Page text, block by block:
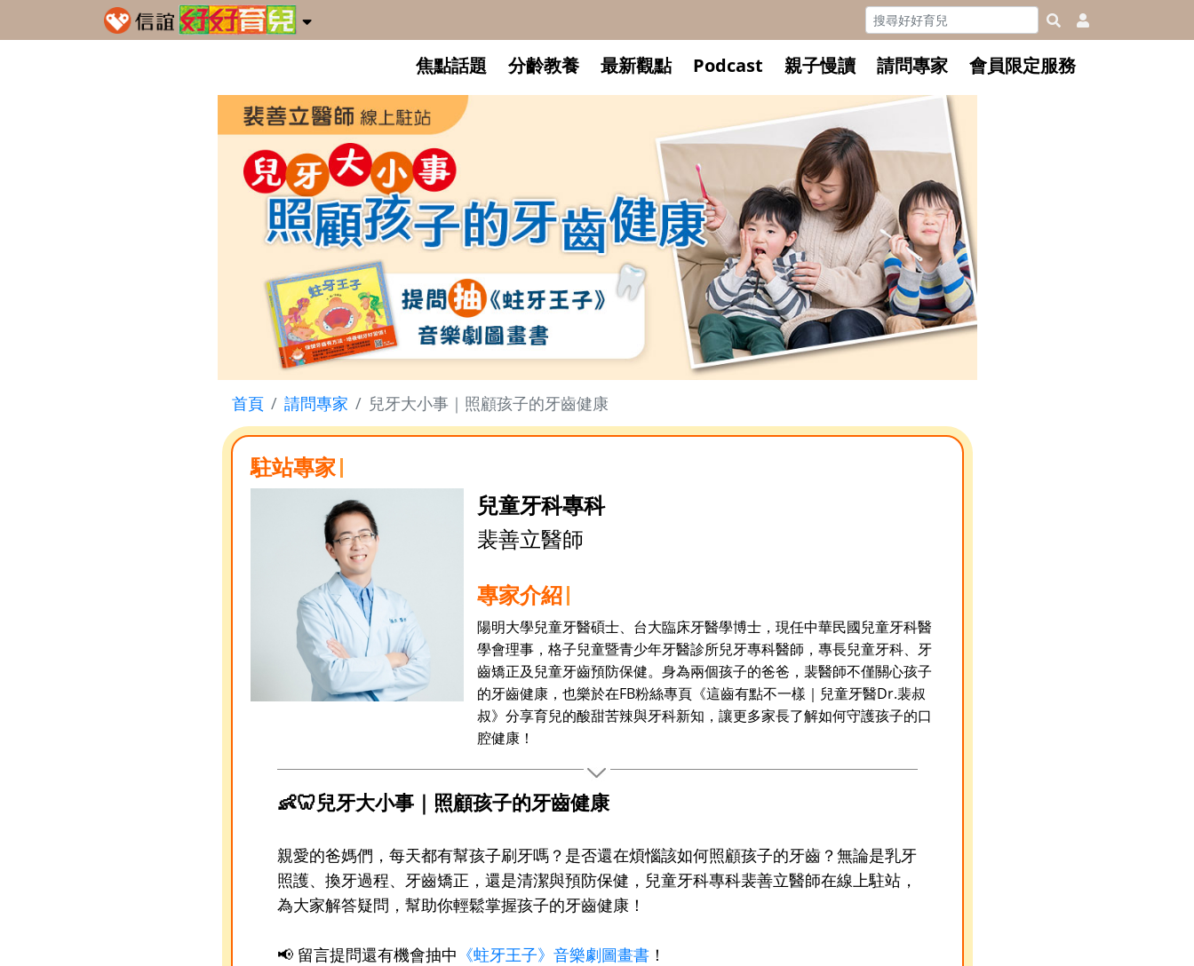
焦點話題 分齡教養 最新觀點 Podcast 親子慢讀 請問專家 會員限定服務
首頁 請問專家 兒牙大小事｜照顧孩子的牙齒健康
駐站專家
兒童牙科專科
裴善立醫師
專家介紹
陽明大學兒童牙醫碩士、台大臨床牙醫學博士，現任中華民國兒童牙科醫
學會理事，格子兒童暨青少年牙醫診所兒牙專科醫師，專長兒童牙科、牙
齒矯正及兒童牙齒預防保健。身為兩個孩子的爸爸，裴醫師不僅關心孩子
的牙齒健康，也樂於在FB粉絲專頁《這齒有點不一樣｜兒童牙醫Dr.裴叔
叔》分享育兒的酸甜苦辣與牙科新知，讓更多家長了解如何守護孩子的口
腔健康！
👶🦷兒牙大小事｜照顧孩子的牙齒健康
親愛的爸媽們，每天都有幫孩子刷牙嗎？是否還在煩惱該如何照顧孩子的牙齒？無論是乳牙
照護、換牙過程、牙齒矯正，還是清潔與預防保健，兒童牙科專科裴善立醫師在線上駐站，
為大家解答疑問，幫助你輕鬆掌握孩子的牙齒健康！
📢 留言提問還有機會抽中 《蛀牙王子》音樂劇圖畫書！